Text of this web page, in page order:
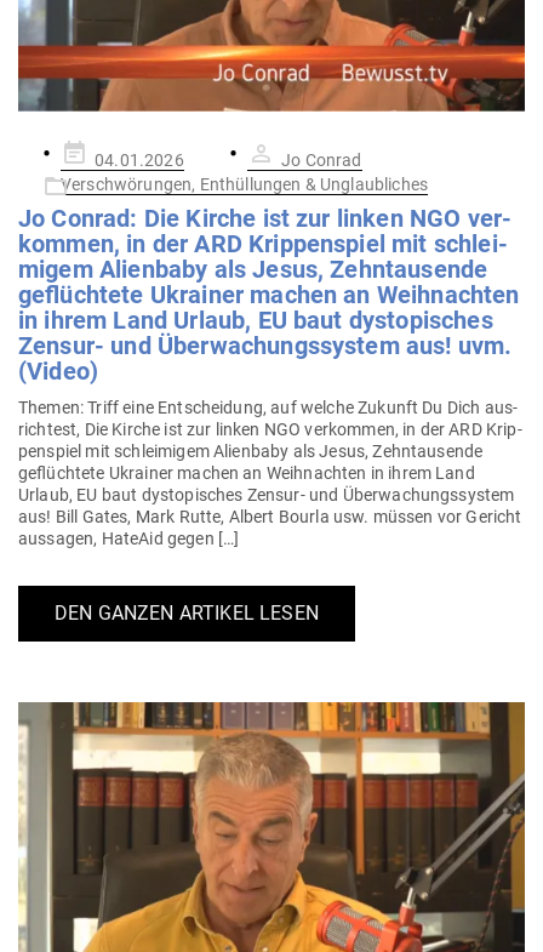
Gepostet
am
04.01.2026
Jo Conrad
Verschwörungen, Enthüllungen & Unglaubliches
Jo Conrad: Die Kirche ist zur linken NGO ver­
kommen, in der ARD Krip­pen­spiel mit schlei­
migem Ali­enbaby als Jesus, Zehn­tau­sende
geflüchtete Ukrainer machen an Weih­nachten
in ihrem Land Urlaub, EU baut dys­to­pi­sches
Zensur- und Über­wa­chungs­system aus! uvm.
(Video)
Themen: Triff eine Ent­scheidung, auf welche Zukunft Du Dich aus­
richtest, Die Kirche ist zur linken NGO ver­kommen, in der ARD Krip­
pen­spiel mit schlei­migem Ali­enbaby als Jesus, Zehn­tau­sende
geflüchtete Ukrainer machen an Weih­nachten in ihrem Land
Urlaub, EU baut dys­to­pi­sches Zensur- und Über­wa­chungs­system
aus! Bill Gates, Mark Rutte, Albert Bourla usw. müssen vor Gericht
aus­sagen, HateAid gegen […]
DEN GANZEN ARTIKEL LESEN